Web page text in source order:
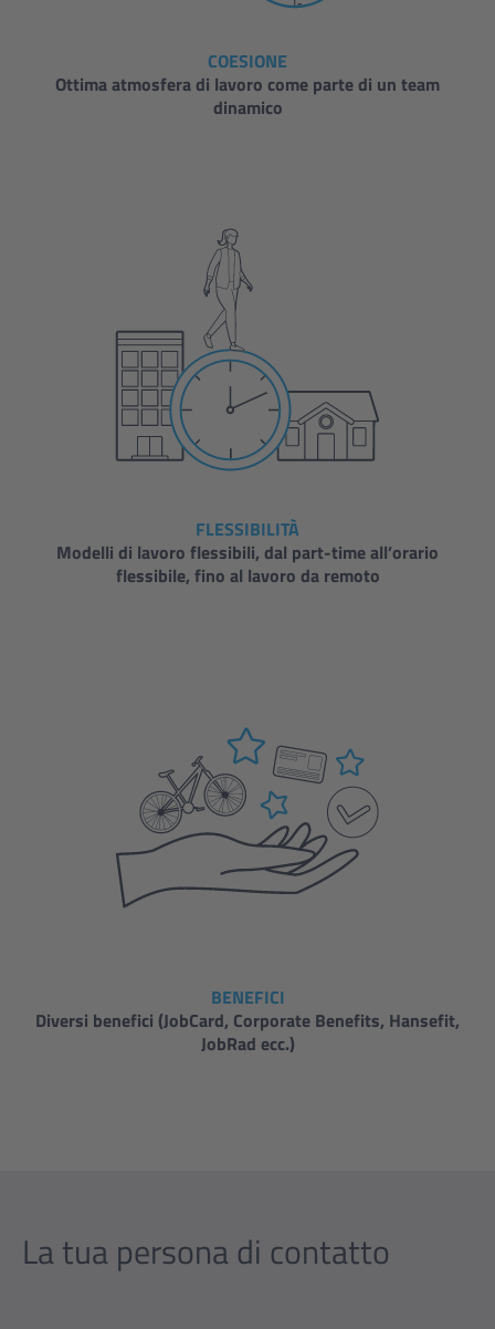
COESIONE
Ottima atmosfera di lavoro come parte di un team
dinamico
FLESSIBILITÀ
Modelli di lavoro flessibili, dal part-time all’orario
flessibile, fino al lavoro da remoto
BENEFICI
Diversi benefici (JobCard, Corporate Benefits, Hansefit,
JobRad ecc.)
La tua persona di contatto